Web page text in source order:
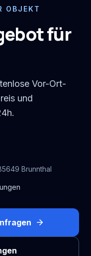
OBJEKT
für
Vor-Ort-
und
Brunnthal